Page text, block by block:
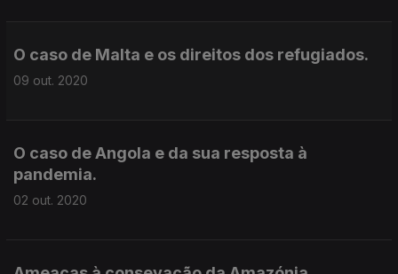
O caso de Malta e os direitos dos refugiados.
09 out. 2020
O caso de Angola e da sua resposta à
pandemia.
02 out. 2020